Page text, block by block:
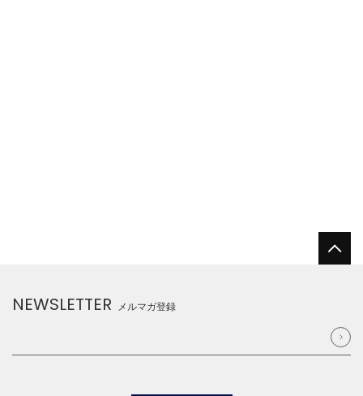
NEWSLETTER メルマガ登録